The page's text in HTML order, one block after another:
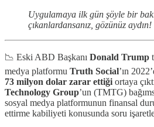
Uygulamaya ilk gün şöyle bir
çıkanlardansanız, gözünüz
📉 Eski ABD Başkanı Donald Trump
medya platformu Truth Social’ın
73 milyon dolar zarar ettiği ortaya
Technology Group’un (TMTG)
sosyal medya platformunun finansal
ettirme kabiliyeti konusunda soru